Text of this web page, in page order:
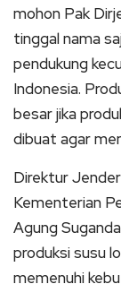
mohon Pak
tinggal nama
pendukung
Indonesia.
besar jika
dibuat agar
Direktur
Kementerian
Agung
produksi susu
memenuhi